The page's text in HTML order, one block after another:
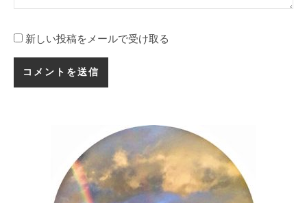
新しい投稿をメールで受け取る